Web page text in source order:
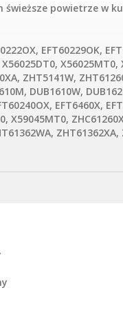
powietrze w
EFT60229OK,
X56025MT0,
ZHT5141W,
DUB1610W,
EFT6460X,
X59045MT0,
ZHT61362XA,